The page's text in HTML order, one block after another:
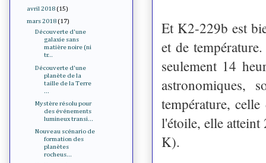
Et K2-229b est
et de
seulement 14
astronomiques,
température,
l'étoile, elle atteint
K).
avril 2018 (15)
mars 2018 (17)
Découverte d'une
galaxie sans
matière noire (ni
tr...
Découverte d'une
planète de la
taille de la Terre
...
Mystère résolu pour
des événements
lumineux transi...
Nouveau scénario de
formation des
planètes
rocheus...